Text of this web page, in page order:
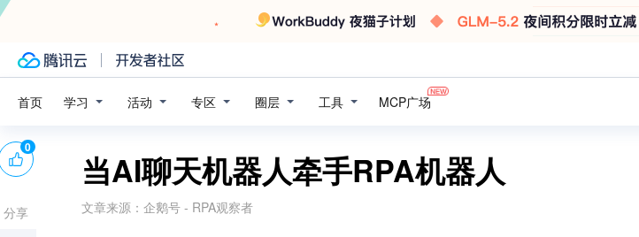
首页 学习 活动 专区 圈层 工具 MCP广场
当AI聊天机器人牵手RPA机器人
文章来源： 企鹅号 - RPA观察者
0
分享